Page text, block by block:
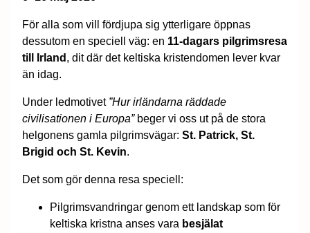
För alla som vill fördjupa sig ytterligare öppnas
dessutom en speciell väg: en 11-dagars pilgrimsresa
till Irland , dit där det keltiska kristendomen lever kvar
än idag.
Under ledmotivet ”Hur irländarna räddade
civilisationen i Europa”beger vi oss ut på de stora
helgonens gamla pilgrimsvägar: St. Patrick, St.
Brigid och St. Kevin.
Det som gör denna resa speciell:
Pilgrimsvandringar genom ett landskap som för
keltiska kristna anses vara besjälat